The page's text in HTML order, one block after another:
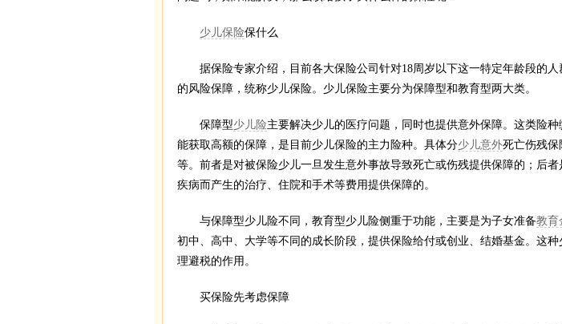
少儿保险保什么
据保险专家介绍，目前各大保险公司针对18周岁以下这一特定年龄段的人
的风险保障，统称少儿保险。少儿保险主要分为保障型和教育型两大类。
保障型少儿险主要解决少儿的医疗问题，同时也提供意外保障。这类险
能获取高额的保障，是目前少儿保险的主力险种。具体分少儿意外死亡伤残保
等。前者是对被保险少儿一旦发生意外事故导致死亡或伤残提供保障的；后
疾病而产生的治疗、住院和手术等费用提供保障的。
与保障型少儿险不同，教育型少儿险侧重于功能，主要是为子女准备教育
初中、高中、大学等不同的成长阶段，提供保险给付或创业、结婚基金。这
理避税的作用。
买保险先考虑保障